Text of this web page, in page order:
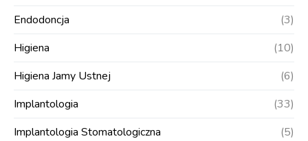
Endodoncja
(3)
Higiena
(10)
Higiena Jamy Ustnej
(6)
Implantologia
(33)
Implantologia Stomatologiczna
(5)